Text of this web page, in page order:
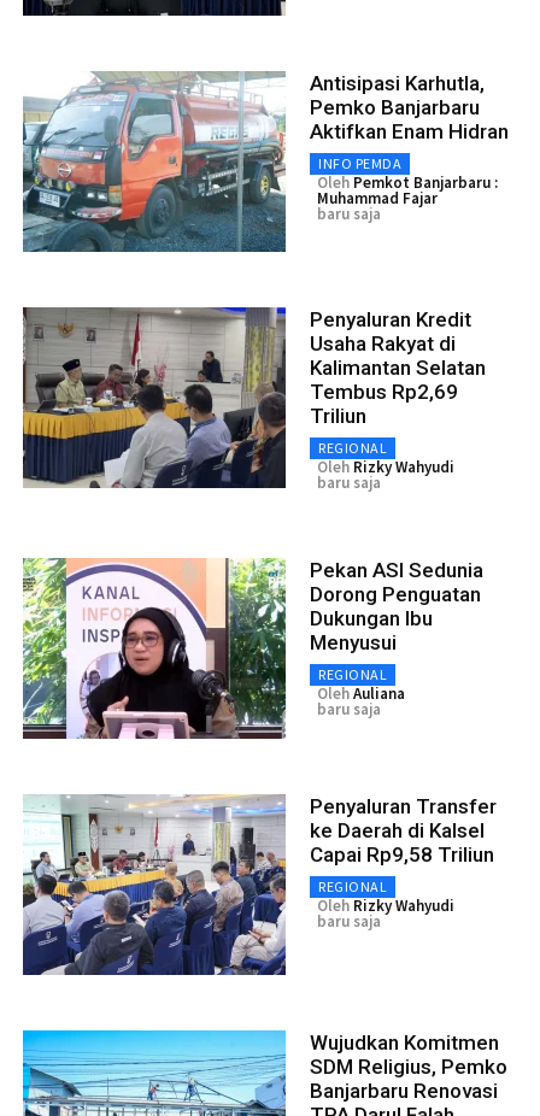
Antisipasi Karhutla,
Pemko Banjarbaru
Aktifkan Enam Hidran
INFO PEMDA
Oleh Pemkot Banjarbaru :
Muhammad Fajar
baru saja
Penyaluran Kredit
Usaha Rakyat di
Kalimantan Selatan
Tembus Rp2,69
Triliun
REGIONAL
Oleh Rizky Wahyudi
baru saja
Pekan ASI Sedunia
Dorong Penguatan
Dukungan Ibu
Menyusui
REGIONAL
OlehAuliana
baru saja
Penyaluran Transfer
ke Daerah di Kalsel
Capai Rp9,58 Triliun
REGIONAL
Oleh Rizky Wahyudi
baru saja
Wujudkan Komitmen
SDM Religius, Pemko
Banjarbaru Renovasi